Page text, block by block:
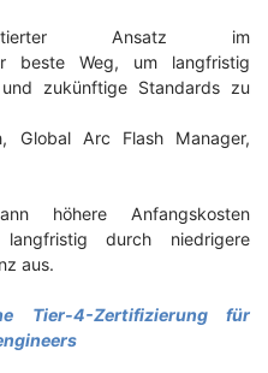
Ansatz im
beste Weg, um langfristig
zukünftige Standards zu
Global Arc Flash Manager,
höhere Anfangskosten
durch niedrigere
aus.
Tier-4-Zertifizierung für